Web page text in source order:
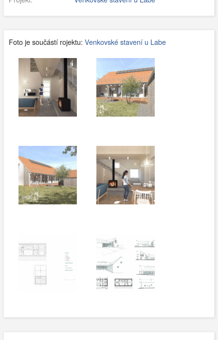
Foto je součástí rojektu: Venkovské stavení u Labe